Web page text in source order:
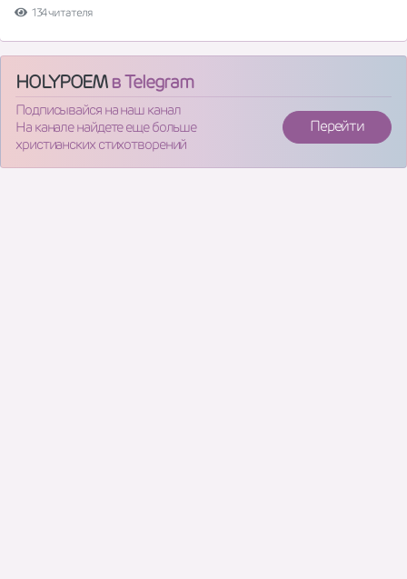
134 читателя
HOLYPOEMв Telegram
Подписывайся на наш канал
На канале найдете еще больше
христианских стихотворений
Перейти